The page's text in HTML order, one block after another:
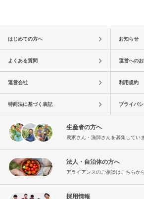
はじめての方へ お知らせ
よくある質問 運営への
運営会社 利用規約
特商法に基づく表記 プライバ
生産者の方へ
農家さん・漁師さんを募集してい
法人・自治体の方へ
アライアンスのご相談はこちらか
採用情報